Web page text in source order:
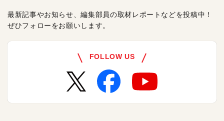
最新記事やお知らせ、編集部員の取材レポートなどを投稿中！
ぜひフォローをお願いします。
FOLLOW US